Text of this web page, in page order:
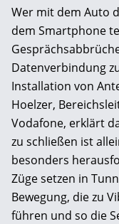
Wer mit dem Auto
dem Smartphone
Datenverbindung
Installation von
Hoelzer,
Vodafone, erklärt
zu schließen ist
besonders
Züge setzen in
Bewegung, die zu
führen und so die